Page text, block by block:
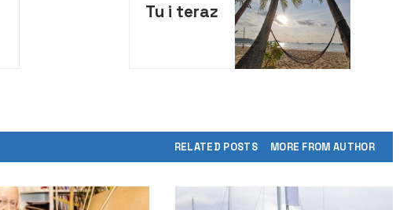
Tu i teraz
RELATED POSTS MORE FROM AUTHOR